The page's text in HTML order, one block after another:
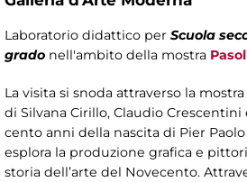
Laboratorio didattico per Scuola
grado nell'ambito della mostra
La visita si snoda attraverso la
di Silvana Cirillo, Claudio Crescentini
cento anni della nascita di Pier Paolo
esplora la produzione grafica e
storia dell’arte del Novecento.